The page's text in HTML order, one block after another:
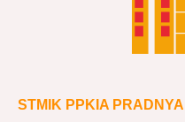
STMIK PPKIA